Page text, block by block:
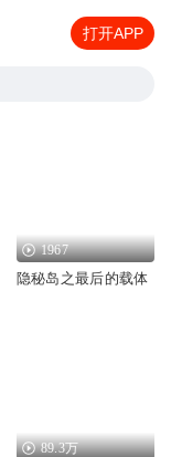
打开APP
1967
隐秘岛之最后的载体
89.3万